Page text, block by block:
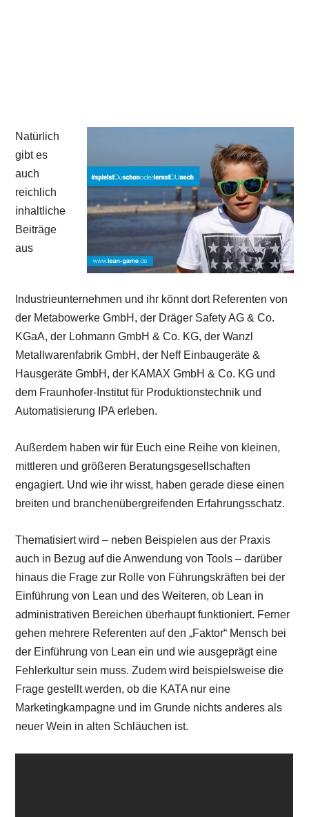
Natürlich
gibt es
auch
reichlich
inhaltliche
Beiträge
aus
Industrieunternehmen und ihr könnt dort Referenten von
der Metabowerke GmbH, der Dräger Safety AG & Co.
KGaA, der Lohmann GmbH & Co. KG, der Wanzl
Metallwarenfabrik GmbH, der Neff Einbaugeräte &
Hausgeräte GmbH, der KAMAX GmbH & Co. KG und
dem Fraunhofer-Institut für Produktionstechnik und
Automatisierung IPA erleben.
Außerdem haben wir für Euch eine Reihe von kleinen,
mittleren und größeren Beratungsgesellschaften
engagiert. Und wie ihr wisst, haben gerade diese einen
breiten und branchenübergreifenden Erfahrungsschatz.
Thematisiert wird – neben Beispielen aus der Praxis
auch in Bezug auf die Anwendung von Tools – darüber
hinaus die Frage zur Rolle von Führungskräften bei der
Einführung von Lean und des Weiteren, ob Lean in
administrativen Bereichen überhaupt funktioniert. Ferner
gehen mehrere Referenten auf den „Faktor“ Mensch bei
der Einführung von Lean ein und wie ausgeprägt eine
Fehlerkultur sein muss. Zudem wird beispielsweise die
Frage gestellt werden, ob die KATA nur eine
Marketingkampagne und im Grunde nichts anderes als
neuer Wein in alten Schläuchen ist.